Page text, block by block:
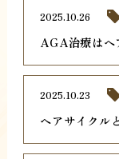
AGA治療はヘ
2025.10.26
ヘアサイクル
2025.10.23